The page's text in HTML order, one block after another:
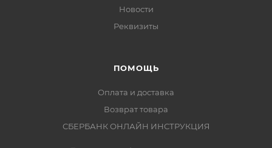
Новости
Реквизиты
ПОМОЩЬ
Оплата и доставка
Возврат товара
СБЕРБАНК ОНЛАЙН ИНСТРУКЦИЯ